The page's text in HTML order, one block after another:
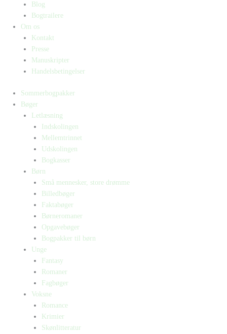
Blog
Bogtrailere
Om os
Kontakt
Presse
Manuskripter
Handelsbetingelser
Sommerbogpakker
Bøger
Letlæsning
Indskolingen
Mellemtrinnet
Udskolingen
Bogkasser
Børn
Små mennesker, store drømme
Billedbøger
Faktabøger
Børneromaner
Opgavebøger
Bogpakker til børn
Unge
Fantasy
Romaner
Fagbøger
Voksne
Romance
Krimier
Skønlitteratur